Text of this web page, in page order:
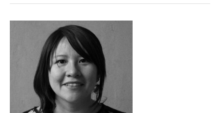
la
Computadoras
Metaversos